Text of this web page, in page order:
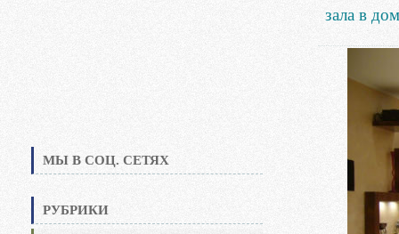
МЫ В СОЦ. СЕТЯХ
РУБРИКИ
зала в